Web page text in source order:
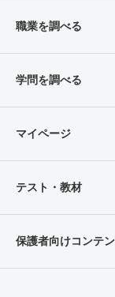
職業を調べる
学問を調べる
マイページ
テスト・教材
保護者向けコンテ